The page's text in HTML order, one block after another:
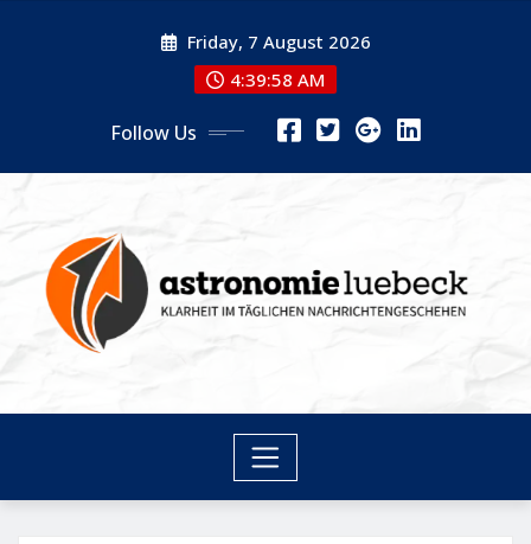
Friday, 7 August 2026
4:39:59 AM
Follow Us